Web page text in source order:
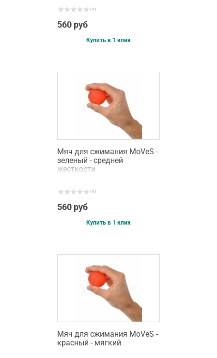
( 0 )
560 руб
Купить в 1 клик
Мяч для сжимания MoVeS -
зеленый - средней
жесткости
( 0 )
560 руб
Купить в 1 клик
Мяч для сжимания MoVeS -
красный - мягкий